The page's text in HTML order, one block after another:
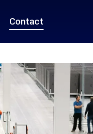
Contact